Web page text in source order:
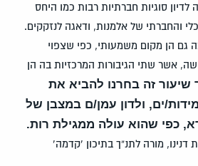
סוגיות חברתיות רבות כמו היחס
והחברתי של אלמנות, ודאגה לנזקקים.
הן מקום משמעותי, כפי שצפוי
אשר שתי הגיבורות המרכזיות בה הן
זה בחרנו להביא את
ים, ולדון עמן/ם במצבן של
שהוא עולה ממגילת רות.
מורה לתנ”ך בתיכון ‘קדמה’